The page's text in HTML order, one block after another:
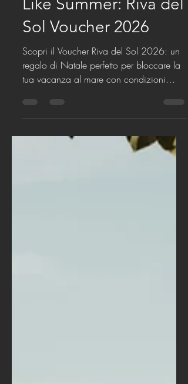
A Gift That Smells
Like Summer: Riva del
Sol Voucher 2026
Scopri il Voucher Riva del Sol 2026: un
regalo di Natale perfetto per bloccare la
2025.